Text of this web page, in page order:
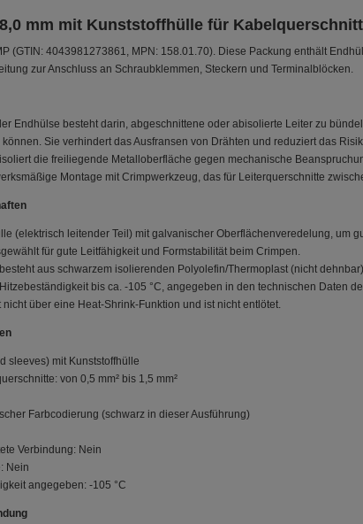
mm mit Kunststoffhülle für
(GTIN: 4043981273861, MPN: 158.01.70). Diese Packung enthält
zur Anschluss an Schraubklemmen, Steckern und Terminalblöcken.
Endhülse besteht darin, abgeschnittene oder abisolierte Leiter zu
Sie verhindert das Ausfransen von Drähten und reduziert das
die freiliegende Metalloberfläche gegen mechanische
Montage mit Crimpwerkzeug, das für Leiterquerschnitte
(elektrisch leitender Teil) mit galvanischer Oberflächenveredelung, um
für gute Leitfähigkeit und Formstabilität beim Crimpen.
aus schwarzem isolierenden Polyolefin/Thermoplast (nicht
bis ca. -105 °C, angegeben in den technischen Daten
nicht über eine Heat-Shrink-Funktion und ist nicht entlötet.
sleeves) mit Kunststoffhülle
von 0,5 mm² bis 1,5 mm²
Farbcodierung (schwarz in dieser Ausführung)
Verbindung: Nein
Nein
angegeben: -105 °C